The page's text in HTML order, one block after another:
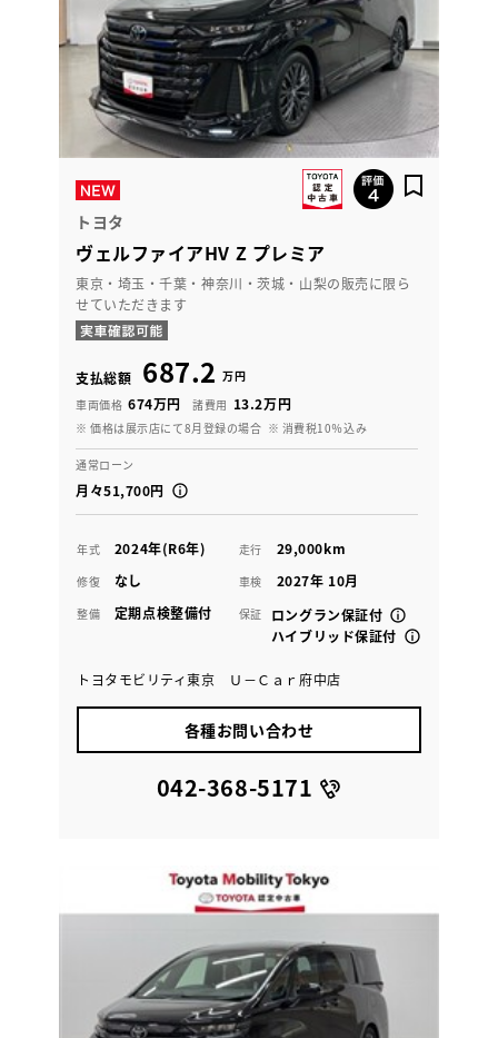
トヨタ
ヴェルファイアHV Z プレミア
東京・埼玉・千葉・神奈川・茨城・山梨の販売に限ら
せていただきます
支払総額 687.2 万円
車両価格 674万円 諸費用 13.2万円
※ 価格は展示店にて8月登録の場合 ※ 消費税10％込み
通常ローン
月々51,700円
年式 2024年(R6年) 走行 29,000km
修復 なし 車検 2027年 10月
整備 定期点検整備付 保証
ロングラン保証付
ハイブリッド保証付
トヨタモビリティ東京 Ｕ－Ｃａｒ府中店
各種お問い合わせ
042-368-5171